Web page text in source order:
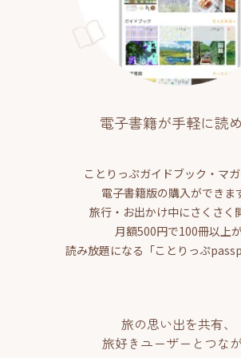
電子書籍が手軽に読
ことりっぷガイドブック・マ
電子書籍版の購入ができま
旅行・お出かけ中にさくさく
月額500円で100冊以上
読み放題になる「ことりっぷ
旅の思い出を共有、
旅好きユーザーとつな